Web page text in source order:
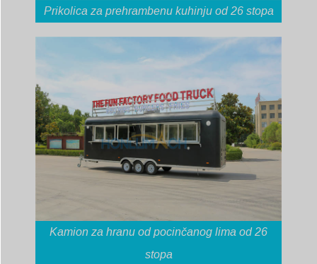
Prikolica za prehrambenu kuhinju od 26 stopa
Kamion za hranu od pocinčanog lima od 26
stopa